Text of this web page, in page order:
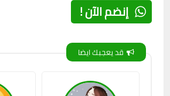
إنضم الآن !
قد يعجبك ايضا